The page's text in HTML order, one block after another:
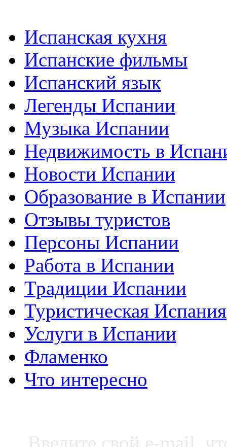
Испанская кухня
Испанские фильмы
Испанский язык
Легенды Испании
Музыка Испании
Недвижимость в
Новости Испании
Образование в Испании
Отзывы туристов
Персоны Испании
Работа в Испании
Традиции Испании
Туристическая Испания
Услуги в Испании
Фламенко
Что интересно